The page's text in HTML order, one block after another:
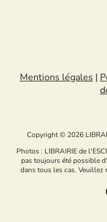
Mentions légales |
Copyright © 2026
Photos : LIBRAIRIE de
pas toujours été possible
dans tous les cas.